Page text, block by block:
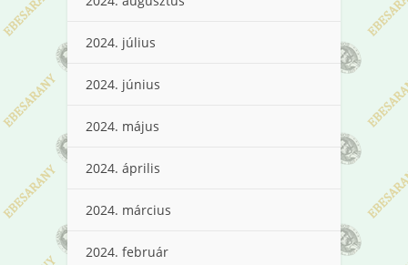
2024. július
2024. június
2024. május
2024. április
2024. március
2024. február